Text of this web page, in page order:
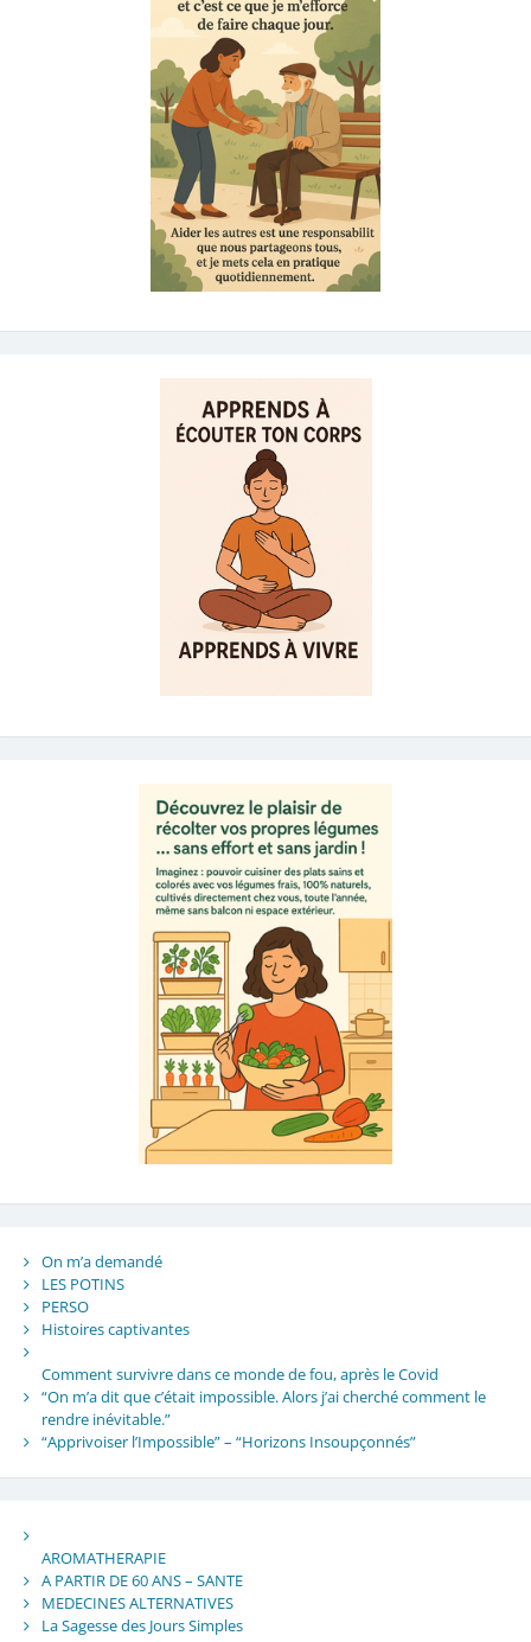
On m’a demandé
LES POTINS
PERSO
Histoires captivantes
Comment survivre dans ce monde de fou, après le Covid
“On m’a dit que c’était impossible. Alors j’ai cherché comment le
rendre inévitable.”
“Apprivoiser l’Impossible” – “Horizons Insoupçonnés”
AROMATHERAPIE
A PARTIR DE 60 ANS – SANTE
MEDECINES ALTERNATIVES
La Sagesse des Jours Simples